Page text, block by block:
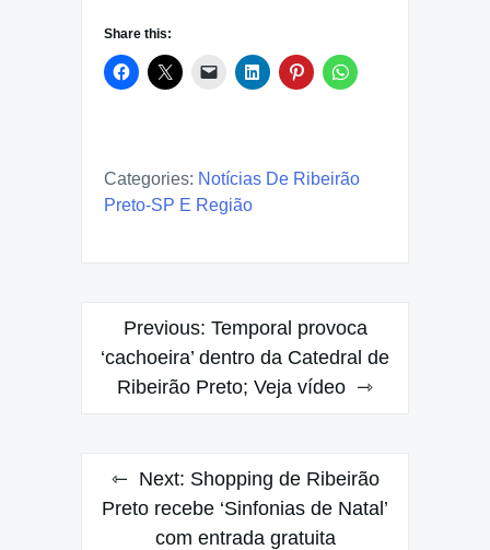
Share this:
Categories: Notícias De Ribeirão
Preto-SP E Região
Post
navigation
Previous: Temporal provoca
‘cachoeira’ dentro da Catedral de
Ribeirão Preto; Veja vídeo
Next: Shopping de Ribeirão
Preto recebe ‘Sinfonias de Natal’
com entrada gratuita